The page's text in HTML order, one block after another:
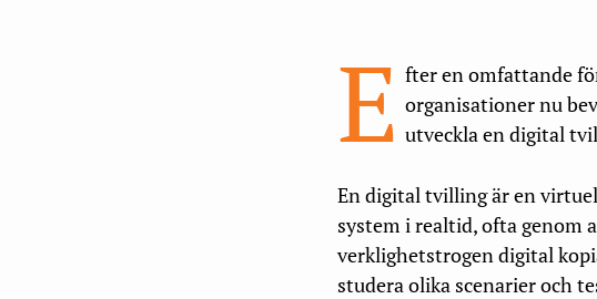
E fter en omfattande
organisationer nu
utveckla en digital
En digital tvilling är en
system i realtid, ofta genom
verklighetstrogen digital
studera olika scenarier och